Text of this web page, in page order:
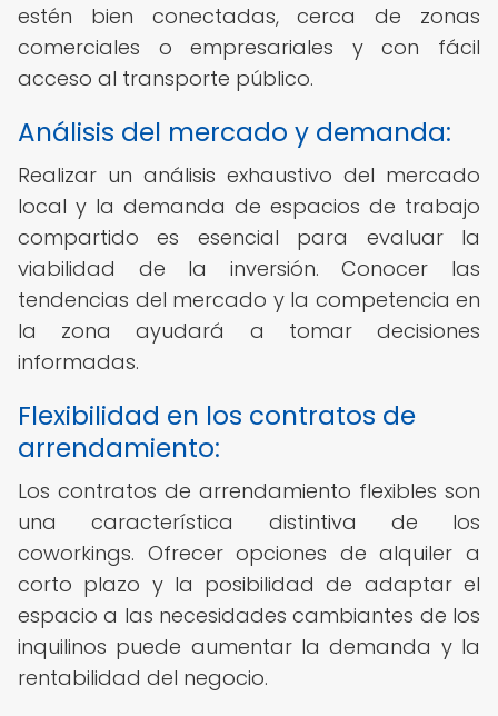
estén bien conectadas, cerca de zonas
comerciales o empresariales y con fácil
acceso al transporte público.
Análisis del mercado y demanda:
Realizar un análisis exhaustivo del mercado
local y la demanda de espacios de trabajo
compartido es esencial para evaluar la
viabilidad de la inversión. Conocer las
tendencias del mercado y la competencia en
la zona ayudará a tomar decisiones
informadas.
Flexibilidad en los contratos de
arrendamiento:
Los contratos de arrendamiento flexibles son
una característica distintiva de los
coworkings. Ofrecer opciones de alquiler a
corto plazo y la posibilidad de adaptar el
espacio a las necesidades cambiantes de los
inquilinos puede aumentar la demanda y la
rentabilidad del negocio.